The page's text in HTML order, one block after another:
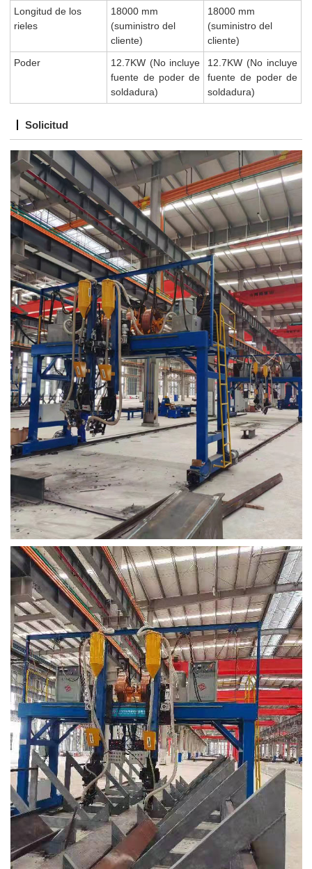
Longitud de los
rieles
18000 mm
(suministro del
cliente)
18000 mm
(suministro del
cliente)
Poder
12.7KW (No incluye
fuente de poder de
soldadura)
12.7KW (No incluye
fuente de poder de
soldadura)
Solicitud